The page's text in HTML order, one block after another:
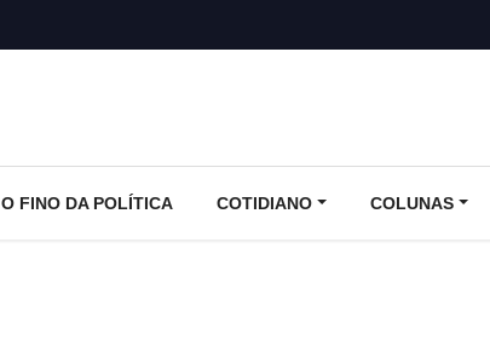
O FINO DA POLÍTICA COTIDIANO COLUNAS